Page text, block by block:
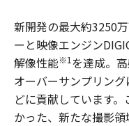
新開発の最大約3250
ーと映像エンジン
解像性能※1 を達成。
オーバーサンプリン
どに貢献しています
かった、新たな撮影領